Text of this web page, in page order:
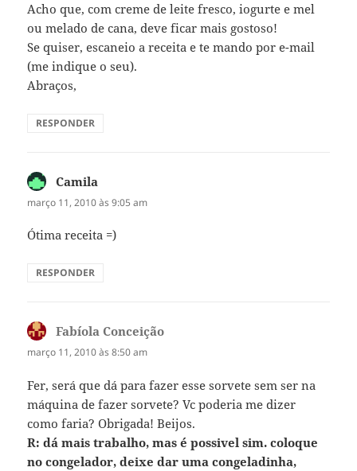
Acho que, com creme de leite fresco, iogurte e mel
ou melado de cana, deve ficar mais gostoso!
Se quiser, escaneio a receita e te mando por e-mail
(me indique o seu).
Abraços,
RESPONDER
Camila
março 11, 2010 às 9:05 am
Ótima receita =)
RESPONDER
Fabíola Conceição
março 11, 2010 às 8:50 am
Fer, será que dá para fazer esse sorvete sem ser na
máquina de fazer sorvete? Vc poderia me dizer
como faria? Obrigada! Beijos.
R: dá mais trabalho, mas é possivel sim. coloque
no congelador, deixe dar uma congeladinha,